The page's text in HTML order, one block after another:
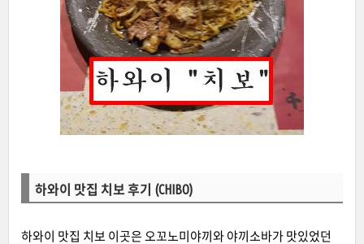
하와이 맛집 치보 후기 (CHIBO)
하와이 맛집 치보 이곳은 오꼬노미야끼와 야끼소바가 맛있었던